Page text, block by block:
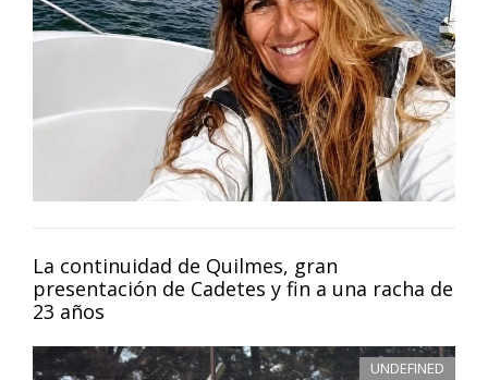
La continuidad de Quilmes, gran
presentación de Cadetes y fin a una racha de
23 años
UNDEFINED